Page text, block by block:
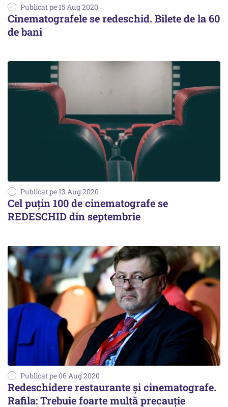
Publicat pe 15 Aug 2020
Cinematografele se redeschid. Bilete de la 60
de bani
Publicat pe 13 Aug 2020
Cel puțin 100 de cinematografe se
REDESCHID din septembrie
Publicat pe 06 Aug 2020
Redeschidere restaurante și cinematografe.
Rafila: Trebuie foarte multă precauție